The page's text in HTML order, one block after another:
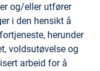
og/eller utfører
i den hensikt å
herunder
voldsutøvelse og
arbeid for å